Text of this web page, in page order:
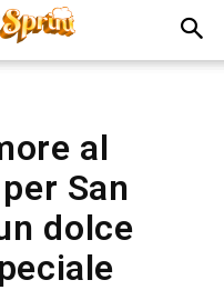
al
San
dolce